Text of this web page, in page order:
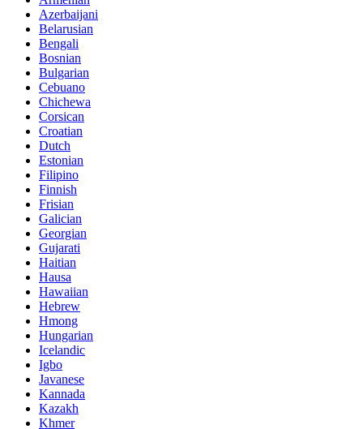
Azerbaijani
Belarusian
Bengali
Bosnian
Bulgarian
Cebuano
Chichewa
Corsican
Croatian
Dutch
Estonian
Filipino
Finnish
Frisian
Galician
Georgian
Gujarati
Haitian
Hausa
Hawaiian
Hebrew
Hmong
Hungarian
Icelandic
Igbo
Javanese
Kannada
Kazakh
Khmer